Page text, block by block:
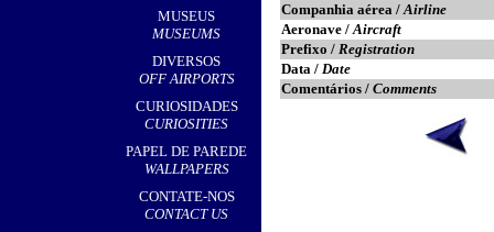
MUSEUS
MUSEUMS
DIVERSOS
OFF AIRPORTS
CURIOSIDADES
CURIOSITIES
PAPEL DE PAREDE
WALLPAPERS
CONTATE-NOS
CONTACT US
Companhia aérea /Airline
Aeronave /Aircraft
Prefixo / Registration
Data / Date
Comentários / Comments